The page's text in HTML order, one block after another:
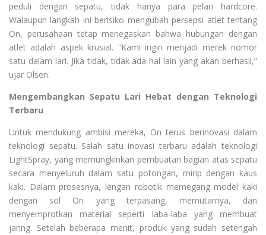
peduli dengan sepatu, tidak hanya para pelari hardcore.
Walaupun langkah ini berisiko mengubah persepsi atlet tentang
On, perusahaan tetap menegaskan bahwa hubungan dengan
atlet adalah aspek krusial. “Kami ingin menjadi merek nomor
satu dalam lari. Jika tidak, tidak ada hal lain yang akan berhasil,”
ujar Olsen.
Mengembangkan Sepatu Lari Hebat dengan Teknologi
Terbaru
Untuk mendukung ambisi mereka, On terus berinovasi dalam
teknologi sepatu. Salah satu inovasi terbaru adalah teknologi
LightSpray, yang memungkinkan pembuatan bagian atas sepatu
secara menyeluruh dalam satu potongan, mirip dengan kaus
kaki. Dalam prosesnya, lengan robotik memegang model kaki
dengan sol On yang terpasang, memutarnya, dan
menyemprotkan material seperti laba-laba yang membuat
jaring. Setelah beberapa menit, produk yang sudah setengah